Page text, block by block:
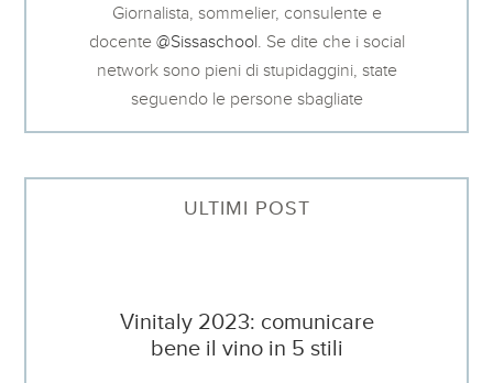
Giornalista, sommelier, consulente e
docente @Sissaschool. Se dite che i social
network sono pieni di stupidaggini, state
seguendo le persone sbagliate
ULTIMI POST
Vinitaly 2023: comunicare
bene il vino in 5 stili